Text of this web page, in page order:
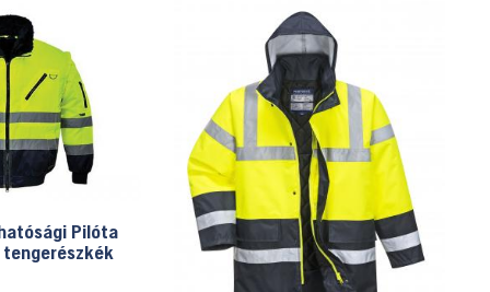
ki
van.
A
változatok
termékoldalon
választhatók
ki
Pilóta